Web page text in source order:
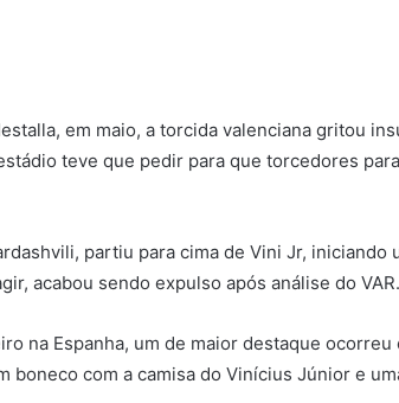
em maio, a torcida valenciana gritou
teve que pedir para que torcedores
partiu para cima de Vini Jr,
acabou sendo expulso após análise do
na Espanha, um de maior destaque
com a camisa do Vinícius Júnior e